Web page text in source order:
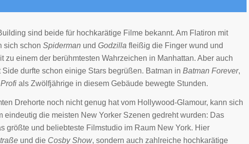
sind beide für hochkarätige Filme bekannt. Am Flatiron mit
sich schon Spiderman und Godzilla fleißig die Finger wund und
zu einem der berühmtesten Wahrzeichen in Manhattan. Aber auch
durfte schon einige Stars begrüßen. Batman in Batman Forever,
als Zwölfjährige in diesem Gebäude bewegte Stunden.
Drehorte noch nicht genug hat vom Hollywood-Glamour, kann sich
eindeutig die meisten New Yorker Szenen gedreht wurden: Das
größte und beliebteste Filmstudio im Raum New York. Hier
und die Cosby Show, sondern auch zahlreiche hochkarätige